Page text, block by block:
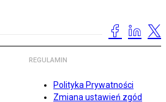
REGULAMIN
Polityka Prywatności
Zmiana ustawień zgód